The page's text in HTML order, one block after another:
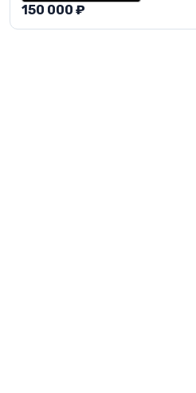
150 000 ₽